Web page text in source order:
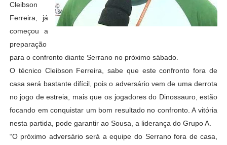
Cleibson
Ferreira, já
começou a
preparação
para o confronto diante Serrano no próximo sábado.
O técnico Cleibson Ferreira, sabe que este confronto fora de
casa será bastante difícil, pois o adversário vem de uma derrota
no jogo de estreia, mais que os jogadores do Dinossauro, estão
focando em conquistar um bom resultado no confronto. A vitória
nesta partida, pode garantir ao Sousa, a liderança do Grupo A.
“O próximo adversário será a equipe do Serrano fora de casa,